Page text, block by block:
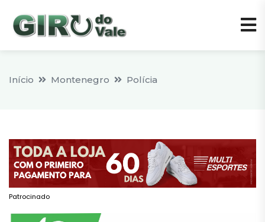
Início Montenegro Polícia
Patrocinado